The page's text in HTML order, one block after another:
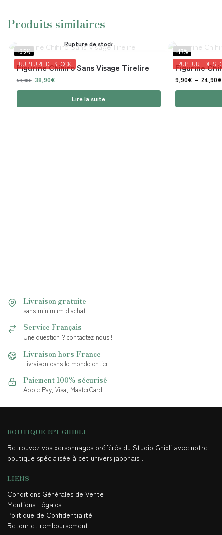
Produits similaires
-35%
RUPTURE DE STOCK
Rupture de stock
Figurine Chihiro Sans Visage Tirelire
59,90€ 38,90€
Lire la suite
-17%
RUPTURE DE
Figurine
9,90€ – 24,90€
Livraison gratuite
sans minimum d'achat
Service Français
Une question ? contactez nous !
Livraison hors France
Livraison dans le monde entier
Paiement 100% sécurisé
Apple Pay, Visa, MasterCard
BOUTIQUE N°1 GHIBLI
Retrouvez vos personnages préférés du Studio Ghibli avec notre
boutique spécialisée à cet univers japonais !
LIENS
Conditions Générales de Vente
Mentions Légales
Politique de Confidentialité
Retour et remboursement